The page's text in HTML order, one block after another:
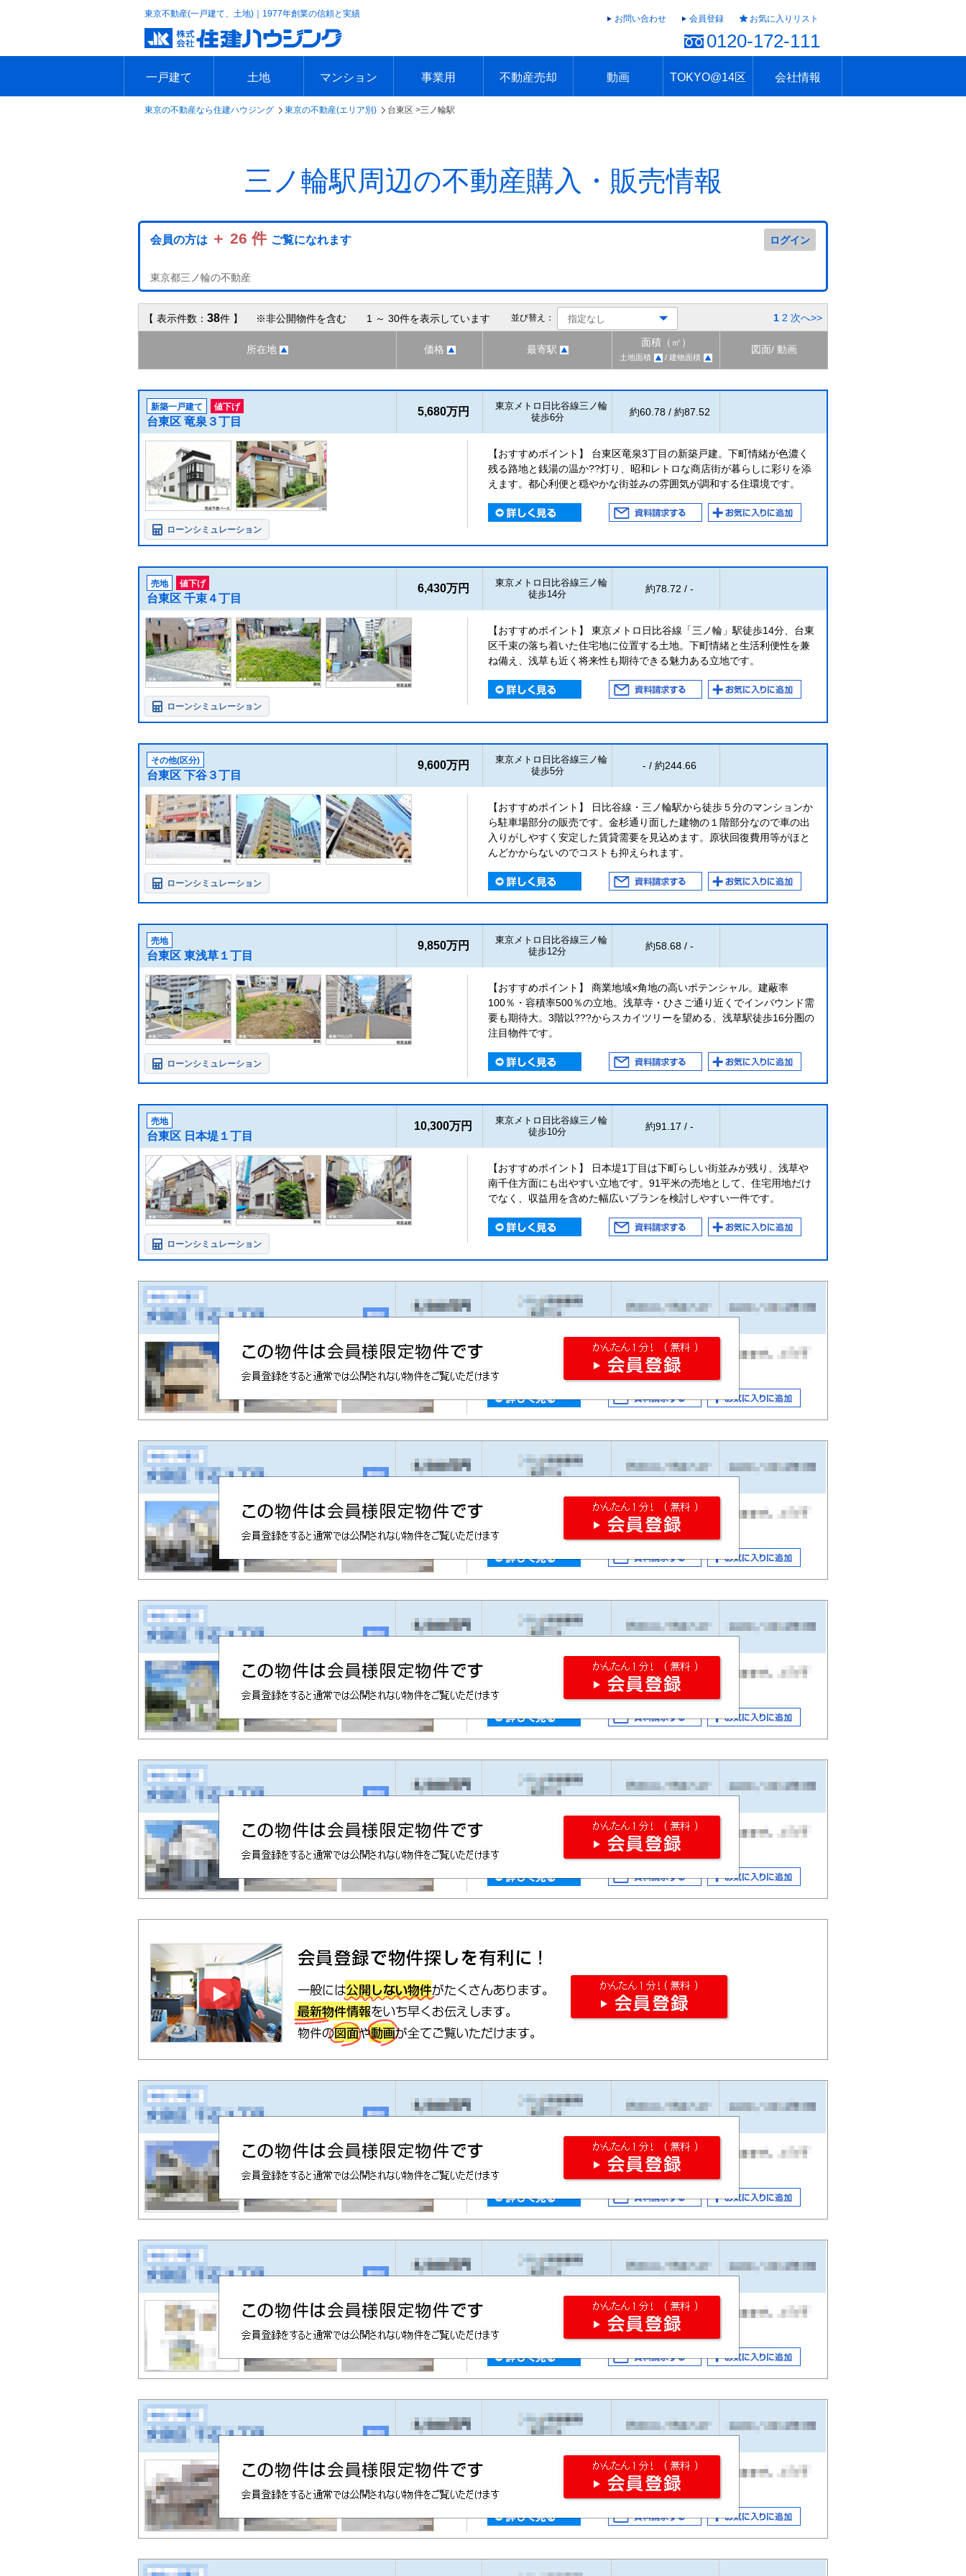
東京不動産(一戸建て、土地)｜1977年創業の信頼と実績
お問い合わせ 会員登録 お気に入りリスト
0120-172-111
一戸建て
エリアで探す
沿線で探す
新築一戸建て
中古一戸建て
本日の新着物件
今週の新着物件
土地
エリアで探す
沿線で探す
本日の新着物件
今週の新着物件
マンション
エリアで探す
沿線で探す
本日の新着物件
今週の新着物件
事業用
エリアで探す
沿線で探す
本日の新着物件
今週の新着物件
不動産売却 動画 TOKYO@14区 会社情報
東京の不動産なら住建ハウジング 東京の不動産(エリア別) 台東区 >三ノ輪駅
三ノ輪駅周辺の不動産購入・販売情報
会員の方は ＋ 26 件 ご覧になれます ログイン
東京都三ノ輪の不動産
【 表示件数： 38件 】 ※非公開物件を含む 1 ～ 30件を表示しています 並び替え： 1 2 次へ>>
所在地 価格 最寄駅
面積（㎡）
土地面積 / 建物面積
図面/ 動画
新築一戸建て 値下げ
台東区 竜泉３丁目
5,680万円
東京メトロ日比谷線三ノ輪
徒歩6分
約60.78 / 約87.52
【おすすめポイント】 台東区竜泉3丁目の新築戸建。下町情緒が色濃く
残る路地と銭湯の温か??灯り、昭和レトロな商店街が暮らしに彩りを添
えます。都心利便と穏やかな街並みの雰囲気が調和する住環境です。
ローンシミュレーション
売地 値下げ
台東区 千束４丁目
6,430万円
東京メトロ日比谷線三ノ輪
徒歩14分
約78.72 / -
【おすすめポイント】 東京メトロ日比谷線「三ノ輪」駅徒歩14分、台東
区千束の落ち着いた住宅地に位置する土地。下町情緒と生活利便性を兼
ね備え、浅草も近く将来性も期待できる魅力ある立地です。
ローンシミュレーション
その他(区分)
台東区 下谷３丁目
9,600万円
東京メトロ日比谷線三ノ輪
徒歩5分
- / 約244.66
【おすすめポイント】 日比谷線・三ノ輪駅から徒歩５分のマンションか
ら駐車場部分の販売です。金杉通り面した建物の１階部分なので車の出
入りがしやすく安定した賃貸需要を見込めます。原状回復費用等がほと
んどかからないのでコストも抑えられます。
ローンシミュレーション
売地
台東区 東浅草１丁目
9,850万円
東京メトロ日比谷線三ノ輪
徒歩12分
約58.68 / -
【おすすめポイント】 商業地域×角地の高いポテンシャル。建蔽率
100％・容積率500％の立地。浅草寺・ひさご通り近くでインバウンド需
要も期待大。3階以???からスカイツリーを望める、浅草駅徒歩16分圏の
注目物件です。
ローンシミュレーション
売地
台東区 日本堤１丁目
10,300万円
東京メトロ日比谷線三ノ輪
徒歩10分
約91.17 / -
【おすすめポイント】 日本堤1丁目は下町らしい街並みが残り、浅草や
南千住方面にも出やすい立地です。91平米の売地として、住宅用地だけ
でなく、収益用を含めた幅広いプランを検討しやすい一件です。
ローンシミュレーション